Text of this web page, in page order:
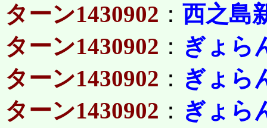
ターン1430902 ： 西之島
ターン1430902 ： ぎょら
ターン1430902 ： ぎょら
ターン1430902 ： ぎょら